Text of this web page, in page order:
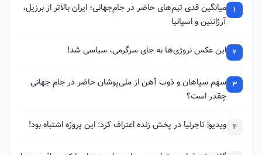
1
میانگین قدی تیم‌های حاضر در جام‌جهانی؛ ایران بالاتر از برزیل،
آرژانتین و اسپانیا
2 این عکس نروژی‌ها به جای سرگرمی، سیاسی شد!
3 سهم سپاهان و ذوب آهن از ملی‌پوشان حاضر در جام جهانی
چقدر است؟
4 ویدیو| تاجرنیا در پخش زنده اعتراف کرد: این پروژه اشتباه بود!